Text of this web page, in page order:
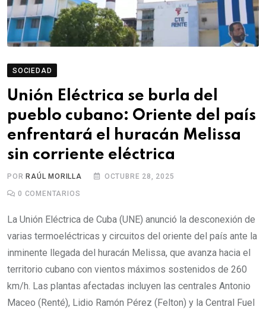
SOCIEDAD
Unión Eléctrica se burla del
pueblo cubano: Oriente del país
enfrentará el huracán Melissa
sin corriente eléctrica
POR RAÚL MORILLA OCTUBRE 28, 2025
0 COMENTARIOS
La Unión Eléctrica de Cuba (UNE) anunció la desconexión de
varias termoeléctricas y circuitos del oriente del país ante la
inminente llegada del huracán Melissa, que avanza hacia el
territorio cubano con vientos máximos sostenidos de 260
km/h. Las plantas afectadas incluyen las centrales Antonio
Maceo (Renté), Lidio Ramón Pérez (Felton) y la Central Fuel